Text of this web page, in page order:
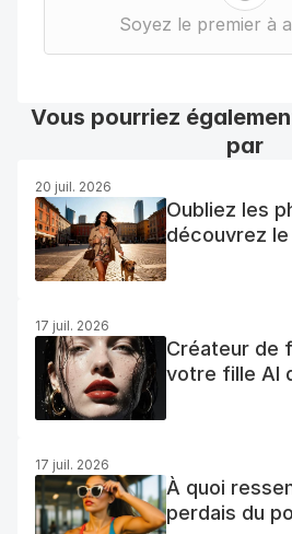
Soyez le premier à
Vous pourriez
par
20 juil. 2026
Oubliez les
découvrez
17 juil. 2026
Créateur de
votre fille AI
17 juil. 2026
À quoi
perdais du